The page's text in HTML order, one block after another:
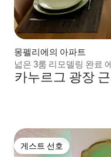
몽펠리에의 아파트
넓은 3룸 리모델링 완료
카누르그 광장
게스트 선호
게스트 선호